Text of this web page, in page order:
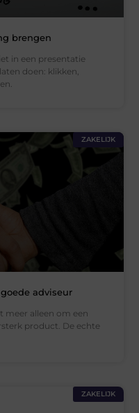
brengen
in een presentatie
doen: klikken,
ZAKELIJK
adviseur
meer alleen om een
product. De echte
ZAKELIJK